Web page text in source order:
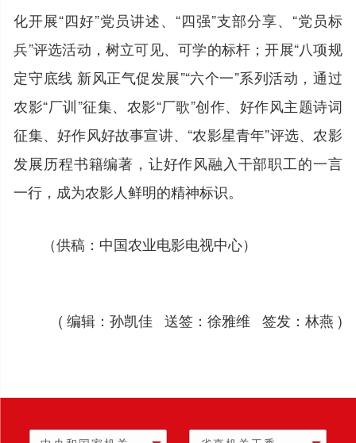
化开展“四好”党员讲述、“四强”支部分享、“党员标
兵”评选活动，树立可见、可学的标杆；开展“八项规
定守底线 新风正气促发展”“六个一”系列活动，通过
农影“厂训”征集、农影“厂歌”创作、好作风主题诗词
征集、好作风好故事宣讲、“农影星青年”评选、农影
发展历程书籍编著，让好作风融入干部职工的一言
一行，成为农影人鲜明的精神标识。
（供稿：中国农业电影电视中心）
( 编辑：孙凯佳 送签：徐雅维 签发：林燕 )